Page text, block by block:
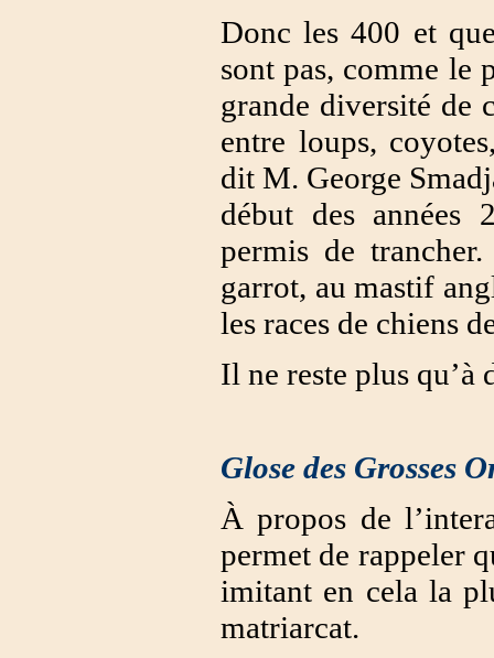
Donc les 400 et
sont pas, comme le
grande diversité de
entre loups,
dit M. George
début des années
permis de
garrot, au mastif
les races de chiens
Il ne reste plus
Glose des Grosses
À propos de
permet de rappeler
imitant en cela la
matriarcat.